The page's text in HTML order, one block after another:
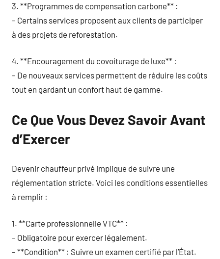
3. **Programmes de compensation carbone** :
– Certains services proposent aux clients de participer
à des projets de reforestation.
4. **Encouragement du covoiturage de luxe** :
– De nouveaux services permettent de réduire les coûts
tout en gardant un confort haut de gamme.
Ce Que Vous Devez Savoir Avant
d’Exercer
Devenir chauffeur privé implique de suivre une
réglementation stricte. Voici les conditions essentielles
à remplir :
1. **Carte professionnelle VTC** :
– Obligatoire pour exercer légalement.
– **Condition** : Suivre un examen certifié par l’État.